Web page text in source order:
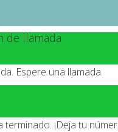
de llamada
Espere una llamada.
¡Deja tu